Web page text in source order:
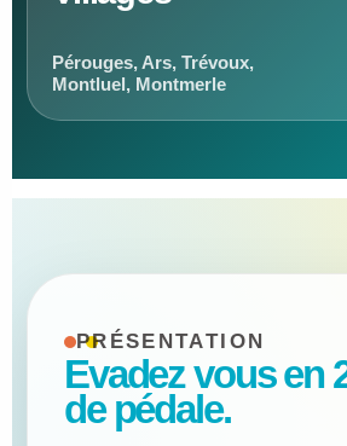
Pérouges, Ars, Trévoux,
Montluel, Montmerle
PRÉSENTATION
Evadez vous en
de pédale.